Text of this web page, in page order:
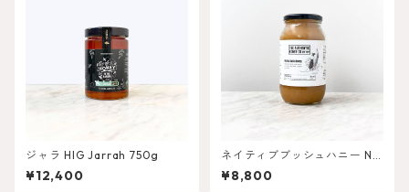
ジャラ HIG Jarrah 750g
¥12,400
ネイティブブッシュハニー NZ
Native Bush Honey 1kg
¥8,800